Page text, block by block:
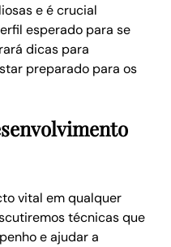
e é crucial
esperado para se
dicas para
preparado para os
vital em qualquer
técnicas que
e ajudar a